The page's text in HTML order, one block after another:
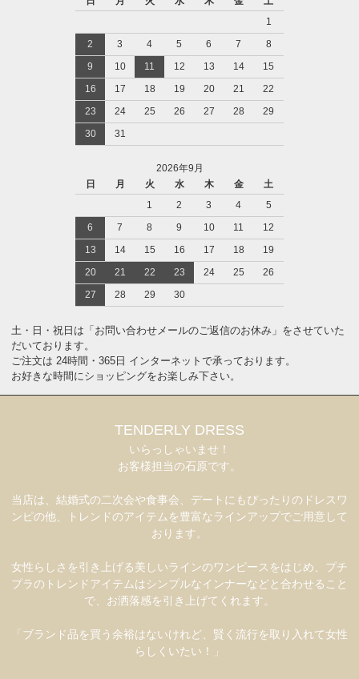
1
2
3 4 5 6 7
8
9
10 11 12 13 14
15
16
17 18 19 20 21
22
23
24 25 26 27 28
29
30
31
2026年9月
日
月 火 水 木 金
土
1
2 3 4
5
6
7 8 9 10 11
12
13
14 15 16 17 18
19
20
21 22 23 24 25
26
27
28 29 30
土・日・祝日は「お問い合わせメールのご返信のお休み」をさせていた
だいております。
ご注文は 24時間・365日 インターネットで承っております。
お好きな時間にショッピングをお楽しみ下さい。
TENDERLY DRESS
いらっしゃいませ！
お客様担当の石原です。
当店は、結婚式の二次会や食事会、デートにもぴったりのドレスワ
ンピの他、トレンドのアイテムを豊富なラインアップでご用意して
おります。
女性らしさを引き上げる美しいラインのワンピースをはじめ、プチ
プラのトレンドアイテムはシンプルなインナーなどと合わせること
で、お洒落感を引き上げてくれます。
「ブランド品を買う余裕はないけれど、賢く流行を取り入れて女性
らしくいたい！」